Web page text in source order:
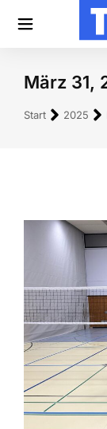
März 31,
Sie befinden
Start 2025